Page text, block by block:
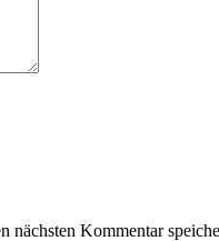
nächsten Kommentar